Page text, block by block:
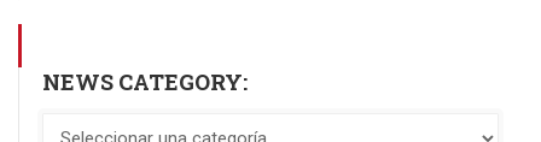
NEWS CATEGORY: